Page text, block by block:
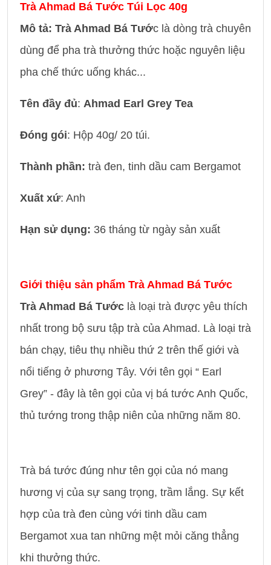
Trà Ahmad Bá Tước Túi Lọc 40g
Mô tả: Trà Ahmad Bá Tước là dòng trà chuyên
dùng để pha trà thưởng thức hoặc nguyên liệu
pha chế thức uống khác...
Tên đầy đủ: Ahmad Earl Grey Tea
Đóng gói: Hộp 40g/ 20 túi.
Thành phần: trà đen, tinh dầu cam Bergamot
Xuất xứ: Anh
Hạn sử dụng: 36 tháng từ ngày sản xuất
Giới thiệu sản phẩm Trà Ahmad Bá Tước
Trà Ahmad Bá Tước là loại trà được yêu thích
nhất trong bộ sưu tập trà của Ahmad. Là loại trà
bán chạy, tiêu thụ nhiều thứ 2 trên thế giới và
nổi tiếng ở phương Tây. Với tên gọi “ Earl
Grey” - đây là tên gọi của vị bá tước Anh Quốc,
thủ tướng trong thập niên của những năm 80.
Trà bá tước đúng như tên gọi của nó mang
hương vị của sự sang trọng, trầm lắng. Sự kết
hợp của trà đen cùng với tinh dầu cam
Bergamot xua tan những mệt mỏi căng thẳng
khi thưởng thức.